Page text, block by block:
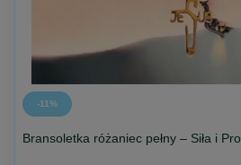
-11%
Bransoletka różaniec pełny – Siła i